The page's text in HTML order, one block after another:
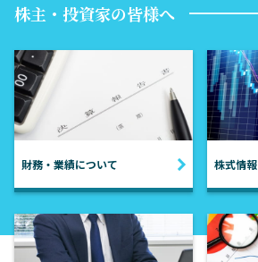
株主・投資家の皆様へ
財務・業績について 株式情報